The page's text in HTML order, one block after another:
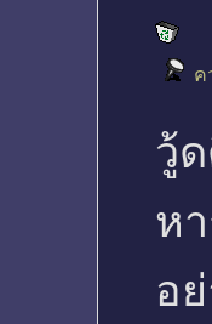
ค
วู้
ห
อ